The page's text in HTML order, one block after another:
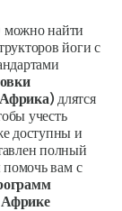
найти
йоги с
длятся
учесть
доступны и
полный
вам с
Африке